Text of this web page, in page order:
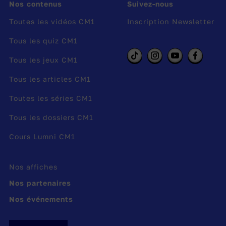
ne sont pas perpendiculaires. Elles sont
sécantes.
👉 Découvre toutes les vidéos deC'est
Mathématique ! Avec Iman
.
Auteur : Iman et Navid Hedayati Dezfouli
Producteur : Kuiv Productions
Année de production :
Publié le 17/11/25
Modifié le 17/11/25
Nos contenus
Toutes les vidéos CM1
Tous les quiz CM1
Tous les jeux CM1
Tous les articles CM1
Toutes les séries CM1
Tous les dossiers CM1
Cours Lumni CM1
Suivez-nous
Inscription Newsletter
Nos affiches
Nos partenaires
Nos événements